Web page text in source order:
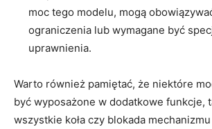
moc ‌tego modelu, mogą
ograniczenia lub wymagane być
uprawnienia.
Warto również⁣ pamiętać, że⁣ niektóre​
być wyposażone w dodatkowe funkcje,⁢
wszystkie koła czy blokada